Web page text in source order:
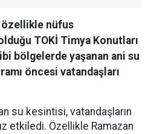
özellikle nüfus
TOKİ Timya Konutları
bölgelerde yaşanan ani su
öncesi vatandaşları
su kesintisi, vatandaşların
etkiledi. Özellikle Ramazan